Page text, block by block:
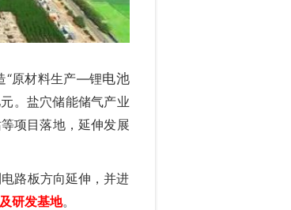
“原材料生产—锂电池
。盐穴储能储气产业
项目落地，延伸发展
路板方向延伸，并进
研发基地。